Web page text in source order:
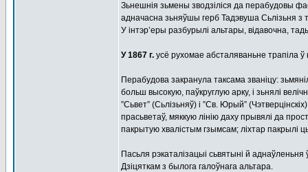
Зьнешнія зьмены зводзіліся да перабудовы
адначасна зьняўшы герб Тадэвуша Сьлізьня з
У інтэр’еры разбурылі альтары, відавочна,
У 1867 г. усё рухомае абсталяваньне трапіла
Перабудова закранула таксама званіцу:
больш высокую, паўкруглую арку, і зьнялі
”Сьвет” (Сьлізьняў) і ”Св. Юрый”
прасьветаў, мяккую лінію даху прывялі да
пакрытую хвалістым гзымсам; ліхтар пакрылі
Пасьля рэкаталізацыі сьвятыні й
Дзіцяткам з былога галоўнага альтара.